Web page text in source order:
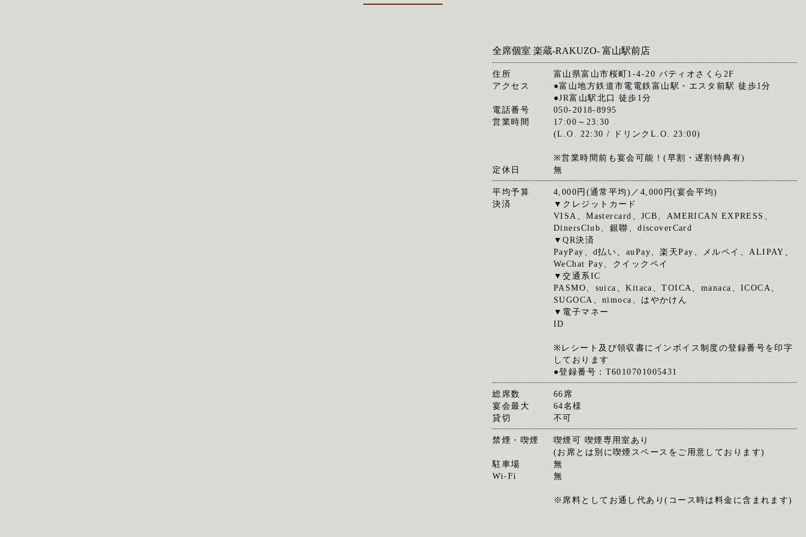
全席個室 楽蔵‐RAKUZO‐ 富山駅前店
住所
富山県富山市桜町1-4-20 パティオさくら2F
アクセス
●富山地方鉄道市電電鉄富山駅・エスタ前駅 徒歩1分
●JR富山駅北口 徒歩1分
電話番号
050-2018-8995
営業時間
17:00～23:30
(L.O. 22:30 / ドリンクL.O. 23:00)
※営業時間前も宴会可能！(早割・遅割特典有)
定休日
無
平均予算
4,000円(通常平均)／4,000円(宴会平均)
決済
▼クレジットカード
VISA、Mastercard、JCB、AMERICAN EXPRESS、
DinersClub、銀聯、discoverCard
▼QR決済
PayPay、d払い、auPay、楽天Pay、メルペイ、ALIPAY、
WeChat Pay、クイックペイ
▼交通系IC
PASMO、suica、Kitaca、TOICA、manaca、ICOCA、
SUGOCA、nimoca、はやかけん
▼電子マネー
ID
※レシート及び領収書にインボイス制度の登録番号を印字
しております
●登録番号：T6010701005431
総席数
66席
宴会最大
64名様
貸切
不可
禁煙・喫煙
喫煙可 喫煙専用室あり
(お席とは別に喫煙スペースをご用意しております)
駐車場
無
Wi-Fi
無
※席料としてお通し代あり(コース時は料金に含まれます)